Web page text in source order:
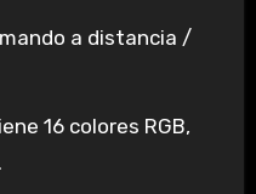
a distancia /
16 colores RGB,